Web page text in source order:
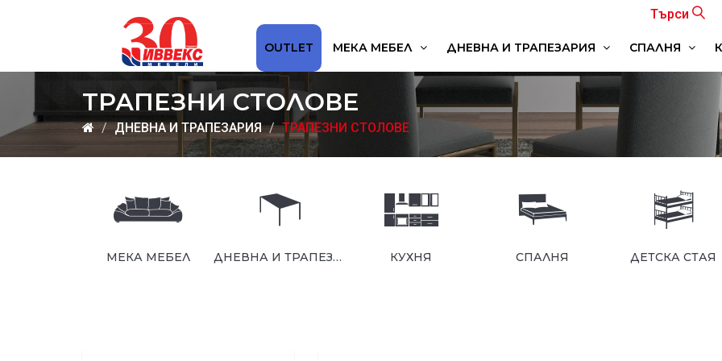
Търси
OUTLET МЕКА МЕБЕЛ ДНЕВНА И ТРАПЕЗАРИЯ СПАЛНЯ
ТРАПЕЗНИ СТОЛОВЕ
ДНЕВНА И ТРАПЕЗАРИЯ ТРАПЕЗНИ СТОЛОВЕ
МЕКА МЕБЕЛ ДНЕВНА И ТРАПЕЗАРИЯ КУХНЯ СПАЛНЯ ДЕТСКА СТАЯ